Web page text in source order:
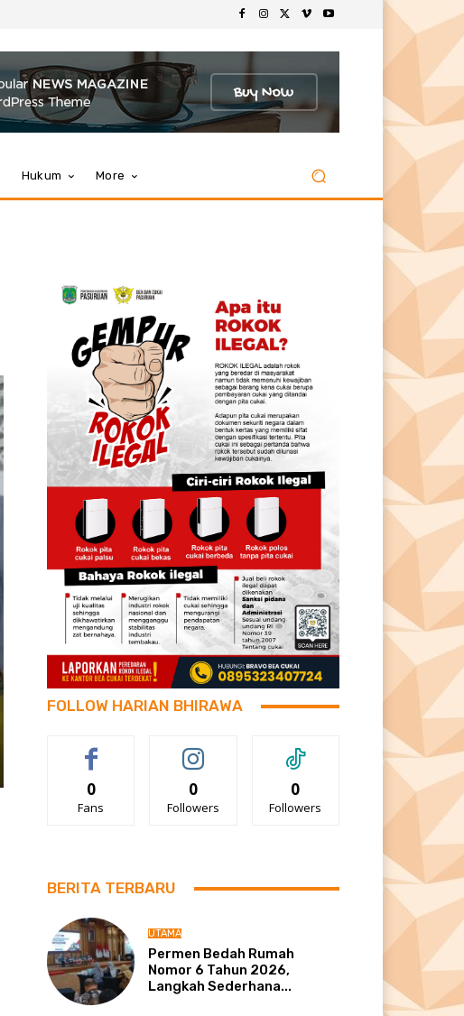
Hukum More
FOLLOW HARIAN BHIRAWA
0
Fans
0
Followers
0
Followers
BERITA TERBARU
UTAMA
Permen Bedah Rumah
Nomor 6 Tahun 2026,
Langkah Sederhana...